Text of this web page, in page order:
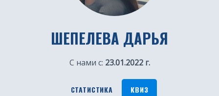
ШЕПЕЛЕВА ДАРЬЯ
С нами с: 23.01.2022 г.
СТАТИСТИКА КВИЗ